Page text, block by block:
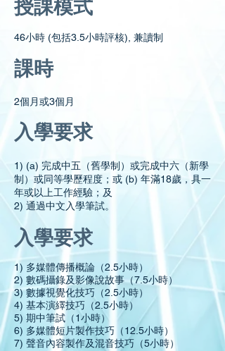
授課模式
46小時 (包括3.5小時評核), 兼讀制
課時
2個月或3個月
入學要求
1) (a) 完成中五（舊學制）或完成中六（新學
制）或同等學歷程度；或 (b) 年滿18歲，具一
年或以上工作經驗；及
2) 通過中文入學筆試。
入學要求
1) 多媒體傳播概論（2.5小時）
2) 數碼攝錄及影像說故事（7.5小時）
3) 數據視覺化技巧（2.5小時）
4) 基本演繹技巧（2.5小時）
5) 期中筆試（1小時）
6) 多媒體短片製作技巧（12.5小時）
7) 聲音內容製作及混音技巧（5小時）